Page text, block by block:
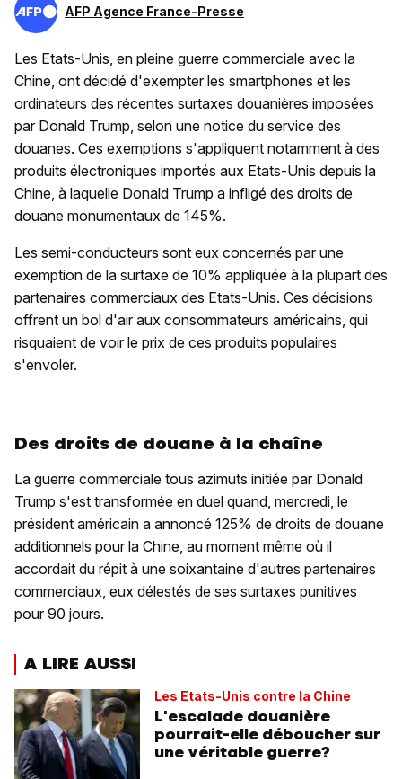
AFP Agence France-Presse
Les Etats-Unis, en pleine guerre commerciale avec la
Chine, ont décidé d'exempter les smartphones et les
ordinateurs des récentes surtaxes douanières imposées
par Donald Trump, selon une notice du service des
douanes. Ces exemptions s'appliquent notamment à des
produits électroniques importés aux Etats-Unis depuis la
Chine, à laquelle Donald Trump a infligé des droits de
douane monumentaux de 145%.
Les semi-conducteurs sont eux concernés par une
exemption de la surtaxe de 10% appliquée à la plupart des
partenaires commerciaux des Etats-Unis. Ces décisions
offrent un bol d'air aux consommateurs américains, qui
risquaient de voir le prix de ces produits populaires
s'envoler.
Des droits de douane à la chaîne
La guerre commerciale tous azimuts initiée par Donald
Trump s'est transformée en duel quand, mercredi, le
président américain a annoncé 125% de droits de douane
additionnels pour la Chine, au moment même où il
accordait du répit à une soixantaine d'autres partenaires
commerciaux, eux délestés de ses surtaxes punitives
pour 90 jours.
A LIRE AUSSI
Les Etats-Unis contre la Chine
L'escalade douanière
pourrait-elle déboucher sur
une véritable guerre?